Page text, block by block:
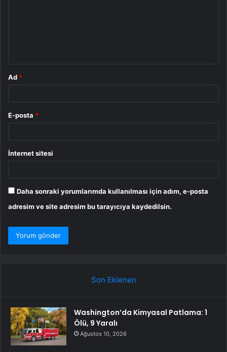
Ad *
E-posta *
İnternet sitesi
Daha sonraki yorumlarımda kullanılması için adım, e-posta
adresim ve site adresim bu tarayıcıya kaydedilsin.
Son Eklenen
Washington’da Kimyasal Patlama: 1
Ölü, 9 Yaralı
Ağustos 10, 2026